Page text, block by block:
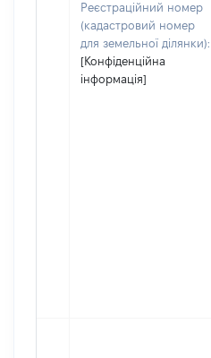
Реєстраційний номер
(кадастровий номер
для земельної ділянки):
[Конфіденційна
інформація]